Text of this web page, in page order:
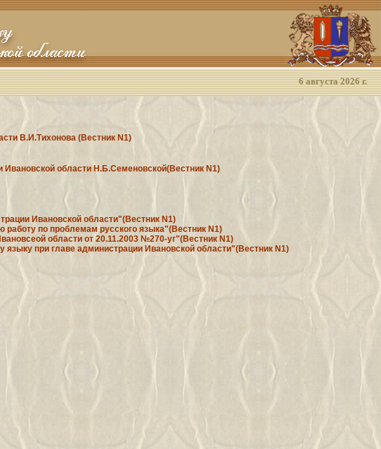
6 августа 2026 г.
В.И.Тихонова (Вестник N1)
Ивановской области Н.Б.Семеновской(Вестник N1)
Ивановской области"(Вестник N1)
работу по проблемам русского языка"(Вестник N1)
области от 20.11.2003 №270-уг"(Вестник N1)
при главе администрации Ивановской области"(Вестник N1)